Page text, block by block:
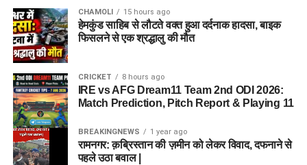
CHAMOLI 15 hours ago
हेमकुंड साहिब से लौटते वक्त हुआ दर्दनाक हादसा, बाइक
फिसलने से एक श्रद्धालु की मौत
CRICKET 8 hours ago
IRE vs AFG Dream11 Team 2nd ODI 2026:
Match Prediction, Pitch Report & Playing 11
BREAKINGNEWS 1 year ago
रामनगर: क़ब्रिस्तान की ज़मीन को लेकर विवाद, दफनाने से
पहले उठा बवाल |